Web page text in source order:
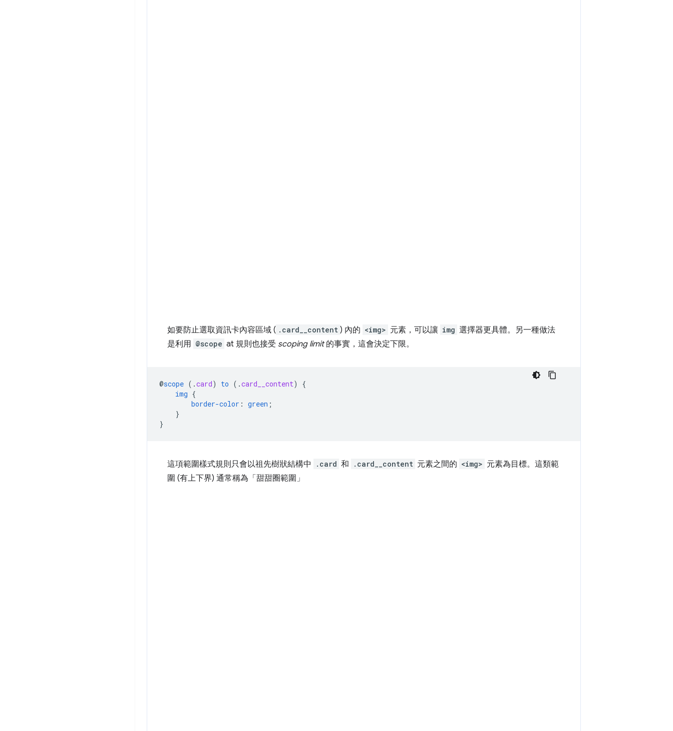
如要防止選取資訊卡內容區域 ( .card__content ) 內的 <img> 元素，可以讓 img 選擇器更具體。另一種做法
是利用 @scope at 規則也接受 scoping limit的事實，這會決定下限。
@scope ( .card) to ( .card__content)
{
img {
border-color : green ;
}
}
這項範圍樣式規則只會以祖先樹狀結構中 .card 和 .card__content 元素之間的 <img> 元素為目標。這類範
圍 (有上下界) 通常稱為「甜甜圈範圍」